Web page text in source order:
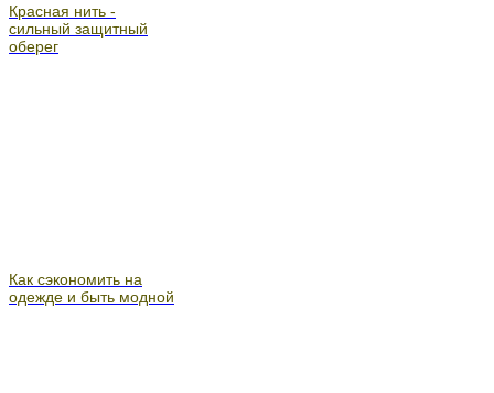
Красная нить -
сильный защитный
оберег
Как сэкономить на
одежде и быть модной